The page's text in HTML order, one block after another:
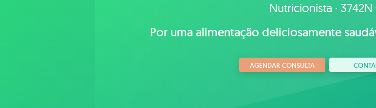
Nutricionista · 3742N
Por uma alimentação deliciosamente
AGENDAR CONSULTA